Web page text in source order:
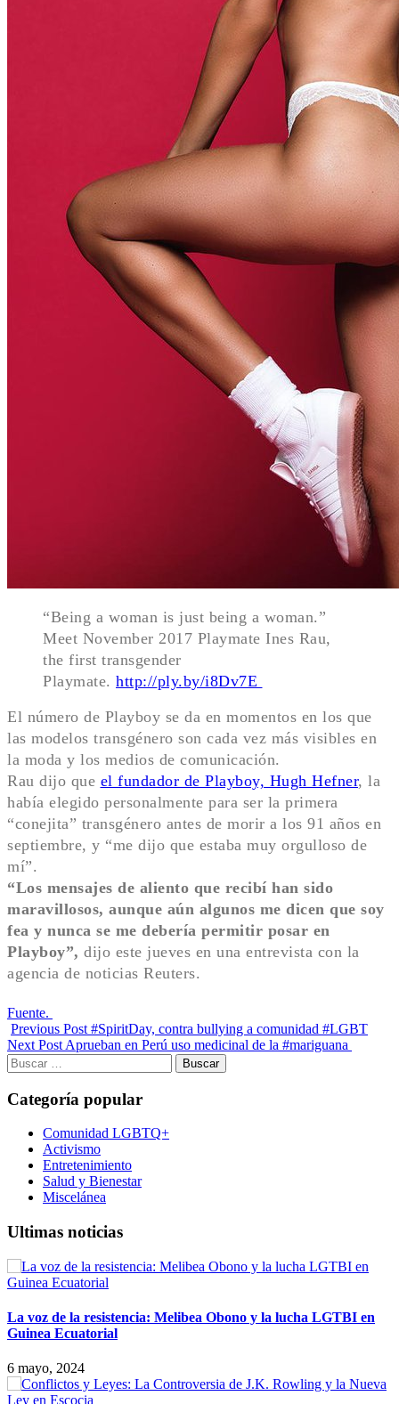
“Being a woman is just being a woman.”
Meet November 2017 Playmate Ines Rau,
the first transgender
Playmate. http://ply.by/i8Dv7E
El número de Playboy se da en momentos en los que
las modelos transgénero son cada vez más visibles en
la moda y los medios de comunicación.
Rau dijo que el fundador de Playboy, Hugh Hefner, la
había elegido personalmente para ser la primera
“conejita” transgénero antes de morir a los 91 años en
septiembre, y “me dijo que estaba muy orgulloso de
mí”.
“Los mensajes de aliento que recibí han sido
maravillosos, aunque aún algunos me dicen que soy
fea y nunca se me debería permitir posar en
Playboy”, dijo este jueves en una entrevista con la
agencia de noticias Reuters.
Fuente.
Previous Post #SpiritDay, contra bullying a comunidad #LGBT
Next Post Aprueban en Perú uso medicinal de la #mariguana
Buscar:
Categoría popular
Comunidad LGBTQ+
Activismo
Entretenimiento
Salud y Bienestar
Miscelánea
Ultimas noticias
La voz de la resistencia: Melibea Obono y la lucha LGTBI en
Guinea Ecuatorial
6 mayo, 2024